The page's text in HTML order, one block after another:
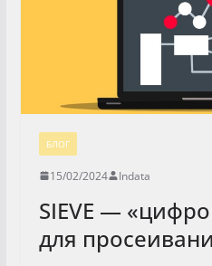
БЛОГ
15/02/2024 Indata
SIEVE —
для